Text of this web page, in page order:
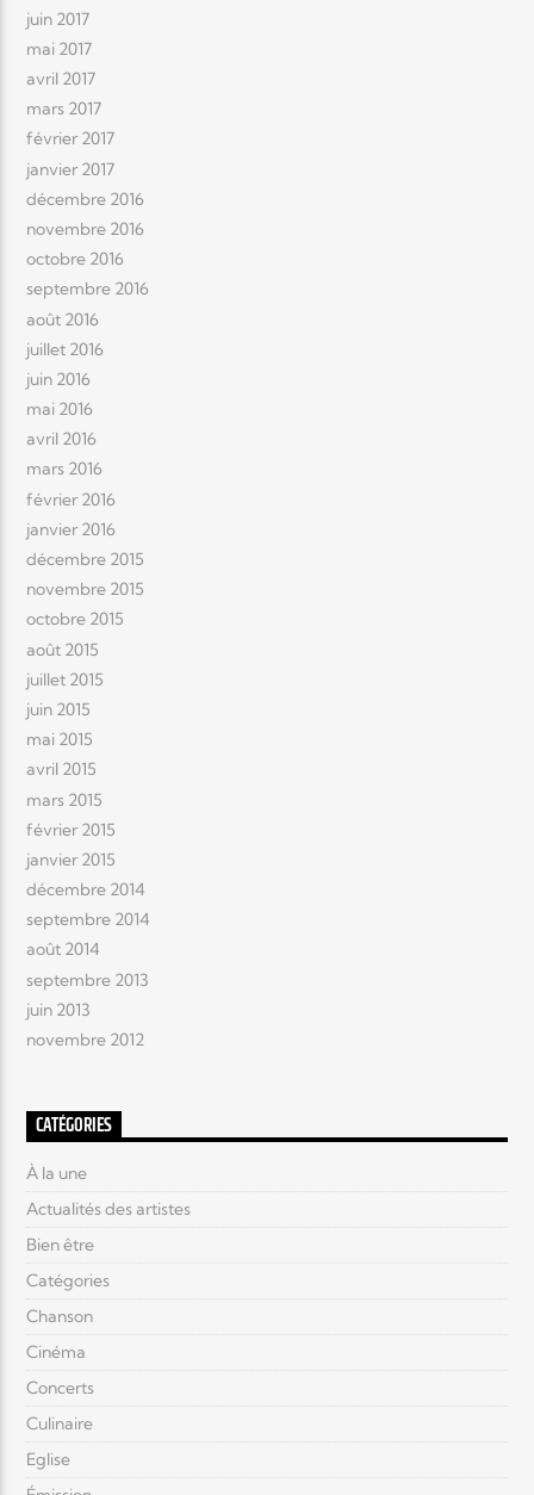
juin 2017
mai 2017
avril 2017
mars 2017
février 2017
janvier 2017
décembre 2016
novembre 2016
octobre 2016
septembre 2016
août 2016
juillet 2016
juin 2016
mai 2016
avril 2016
mars 2016
février 2016
janvier 2016
décembre 2015
novembre 2015
octobre 2015
août 2015
juillet 2015
juin 2015
mai 2015
avril 2015
mars 2015
février 2015
janvier 2015
décembre 2014
septembre 2014
août 2014
septembre 2013
juin 2013
novembre 2012
CATÉGORIES
À la une
Actualités des artistes
Bien être
Catégories
Chanson
Cinéma
Concerts
Culinaire
Eglise